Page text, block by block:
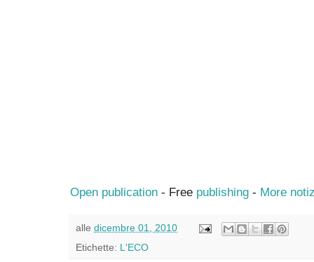
Open publication - Free publishing - More
alle dicembre 01, 2010
Etichette: L'ECO